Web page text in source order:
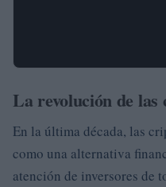
La revolución de las
En la última década, las
como una alternativa
atención de inversores de